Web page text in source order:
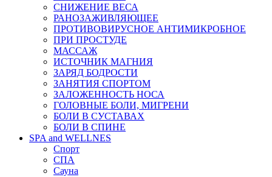
СНИЖЕНИЕ ВЕСА
РАНОЗАЖИВЛЯЮЩЕЕ
ПРОТИВОВИРУСНОЕ АНТИМИКРОБНОЕ
ПРИ ПРОСТУДЕ
МАССАЖ
ИСТОЧНИК МАГНИЯ
ЗАРЯД БОДРОСТИ
ЗАНЯТИЯ СПОРТОМ
ЗАЛОЖЕННОСТЬ НОСА
ГОЛОВНЫЕ БОЛИ, МИГРЕНИ
БОЛИ В СУСТАВАХ
БОЛИ В СПИНЕ
SPA and WELLNES
Спорт
СПА
Сауна